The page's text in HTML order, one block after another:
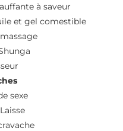
à saveur
et gel comestible
sexe